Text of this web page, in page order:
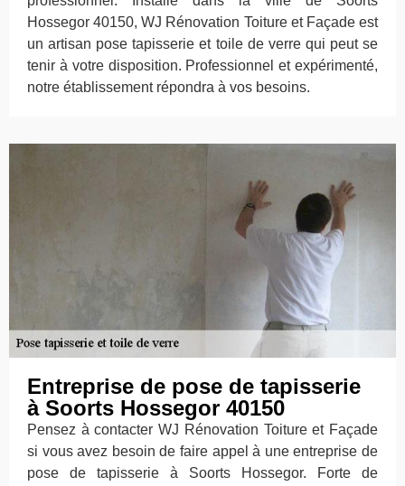
Hossegor 40150, WJ Rénovation Toiture et Façade est
un artisan pose tapisserie et toile de verre qui peut se
tenir à votre disposition. Professionnel et expérimenté,
notre établissement répondra à vos besoins.
Entreprise de pose de tapisserie
à Soorts Hossegor 40150
Pensez à contacter WJ Rénovation Toiture et Façade
si vous avez besoin de faire appel à une entreprise de
pose de tapisserie à Soorts Hossegor. Forte de